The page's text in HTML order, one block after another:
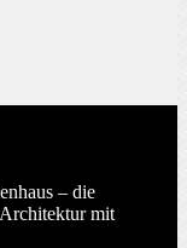
– die
mit